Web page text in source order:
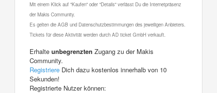
Mit einem Klick auf "Kaufen" oder "Details" verlässt Du die Internetpräsenz
der Makis Community.
Es gelten die AGB und Datenschutzbestimmungen des jeweiligen Anbieters.
Tickets für diese Aktivität werden durch AD ticket GmbH verkauft.
Erhalte unbegrenzten Zugang zu der Makis
Community.
Registriere Dich dazu kostenlos innerhalb von 10
Sekunden!
Registrierte Nutzer können: